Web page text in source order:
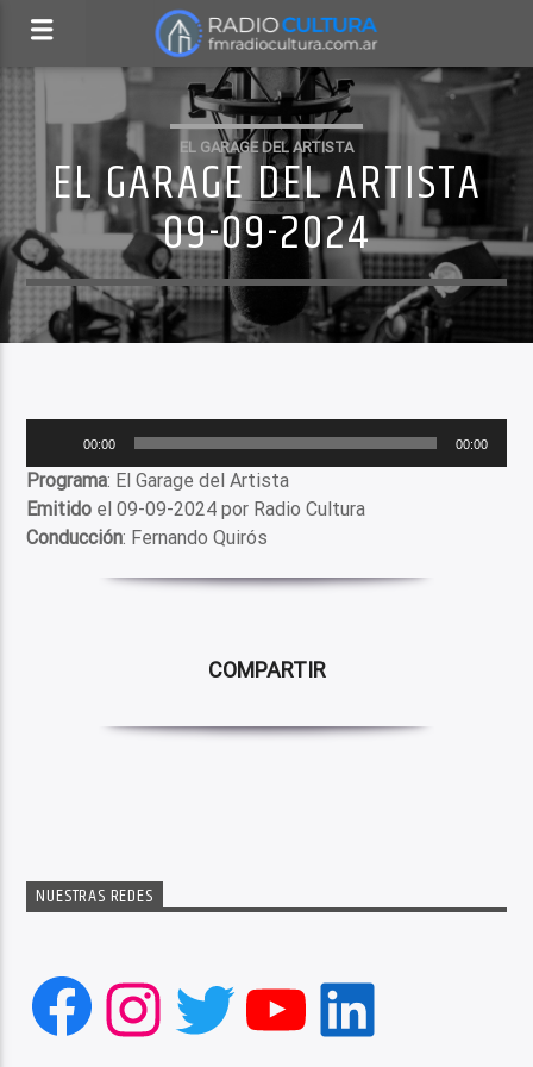
EL GARAGE DEL ARTISTA
EL GARAGE DEL ARTISTA
09-09-2024
audio
00:00 00:00
Programa: El Garage del Artista
Emitido el 09-09-2024 por Radio Cultura
Conducción: Fernando Quirós
COMPARTIR
NUESTRAS REDES
Facebook
Instagram
Twitter
YouTube
LinkedIn